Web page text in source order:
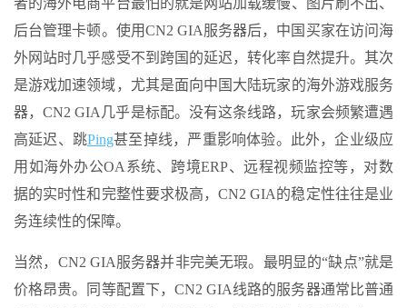
者的海外电商平台最怕的就是网站加载缓慢、图片刷不出、
后台管理卡顿。使用CN2 GIA服务器后，中国买家在访问海
外网站时几乎感受不到跨国的延迟，转化率自然提升。其次
是游戏加速领域，尤其是面向中国大陆玩家的海外游戏服务
器，CN2 GIA几乎是标配。没有这条线路，玩家会频繁遭遇
高延迟、跳Ping甚至掉线，严重影响体验。此外，企业级应
用如海外办公OA系统、跨境ERP、远程视频监控等，对数
据的实时性和完整性要求极高，CN2 GIA的稳定性往往是业
务连续性的保障。
当然，CN2 GIA服务器并非完美无瑕。最明显的“缺点”就是
价格昂贵。同等配置下，CN2 GIA线路的服务器通常比普通